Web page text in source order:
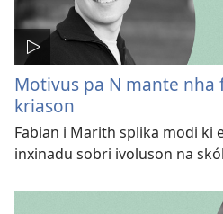
Motivus pa N mante
kriason
Fabian i Marith splika modi ki
inxinadu sobri ivoluson na